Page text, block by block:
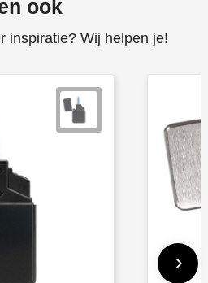
ook
inspiratie? Wij helpen je!